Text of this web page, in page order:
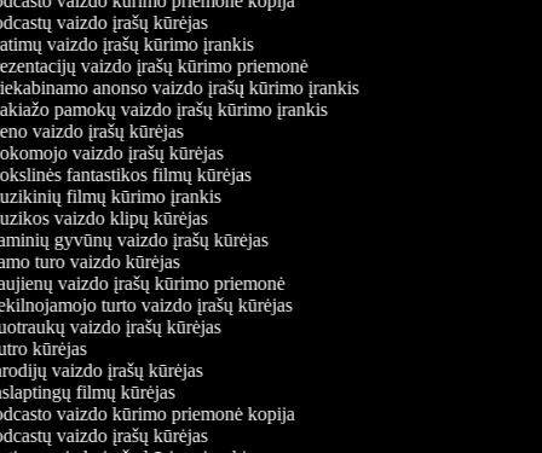
vaizdo įrašų kūrėjas
vaizdo įrašų kūrimo įrankis
vaizdo įrašų kūrimo priemonė
anonso vaizdo įrašų kūrimo įrankis
pamokų vaizdo įrašų kūrimo įrankis
vaizdo įrašų kūrėjas
vaizdo įrašų kūrėjas
fantastikos filmų kūrėjas
filmų kūrimo įrankis
vaizdo klipų kūrėjas
gyvūnų vaizdo įrašų kūrėjas
turo vaizdo kūrėjas
vaizdo įrašų kūrimo priemonė
turto vaizdo įrašų kūrėjas
vaizdo įrašų kūrėjas
kūrėjas
vaizdo įrašų kūrėjas
filmų kūrėjas
vaizdo kūrimo priemonė kopija
vaizdo įrašų kūrėjas